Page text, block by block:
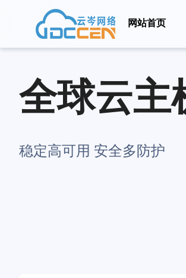
网站首页
全球云主
稳定高可用 安全多防护